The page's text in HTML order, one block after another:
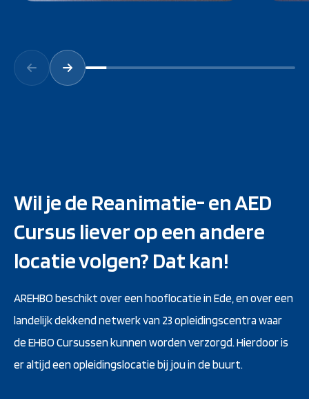
Wil je de Reanimatie- en AED
Cursus liever op een andere
locatie volgen? Dat kan!
AREHBO beschikt over een hooflocatie in Ede, en over een
landelijk dekkend netwerk van 23 opleidingscentra waar
de EHBO Cursussen kunnen worden verzorgd. Hierdoor is
er altijd een opleidingslocatie bij jou in de buurt.